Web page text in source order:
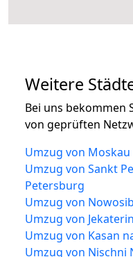
Weitere
Bei uns bekommen
von geprüften
Umzug von
Umzug von Sankt
Petersburg
Umzug von
Umzug von
Umzug von Kasan
Umzug von Nischni